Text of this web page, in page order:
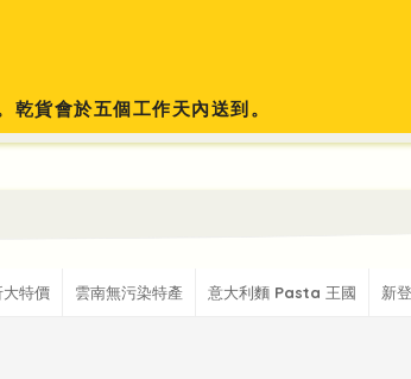
貨會於五個工作天內送到。
特價 雲南無污染特產 意大利麵 Pasta 王國 新